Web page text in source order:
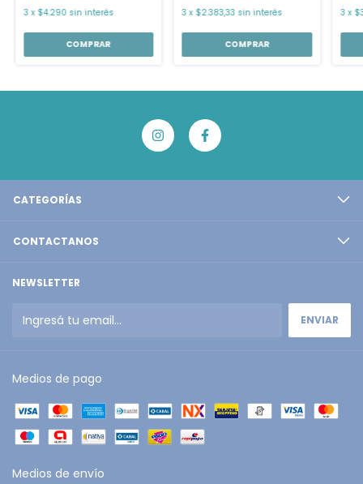
3 x $4.290 sin interés
COMPRAR
3 x $2.383,33 sin interés
COMPRAR
3 x
CATEGORÍAS
CONTACTANOS
NEWSLETTER
Medios de pago
Medios de envío